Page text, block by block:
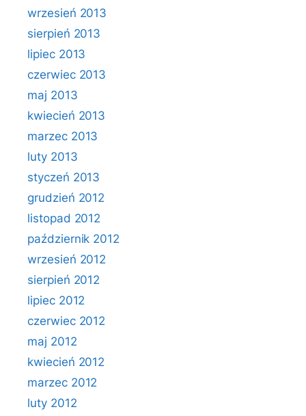
wrzesień 2013
sierpień 2013
lipiec 2013
czerwiec 2013
maj 2013
kwiecień 2013
marzec 2013
luty 2013
styczeń 2013
grudzień 2012
listopad 2012
październik 2012
wrzesień 2012
sierpień 2012
lipiec 2012
czerwiec 2012
maj 2012
kwiecień 2012
marzec 2012
luty 2012